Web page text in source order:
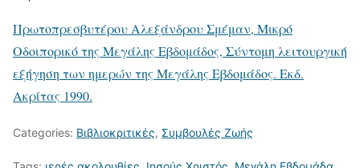
Πρωτοπρεσβυτέρου Αλεξάνδρου Σμέμαν, Μικρό
Οδοιπορικό της Μεγάλης Εβδομάδος, Σύντομη λειτουργική
εξήγηση των ημερών της Μεγάλης Εβδομάδος. Εκδ.
Ακρίτας 1990.
Categories: Βιβλιοκριτικές, Συμβουλές Ζωής